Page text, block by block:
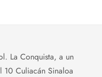
La Conquista, a un
Culiacán Sinaloa